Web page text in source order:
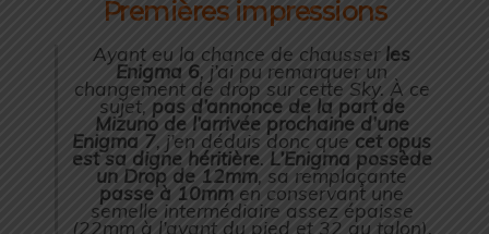
Premières impressions
Ayant eu la chance de chausser les
Enigma 6, j’ai pu remarquer un
changement de drop sur cette Sky. À ce
sujet, pas d’annonce de la part de
Mizunode l’arrivée prochaine d’une
Enigma 7, j’en déduis donc que cet opus
est sa digne héritière. L’Enigma possède
un Drop de 12mm, sa remplaçante
passe à 10mm en conservant une
semelle intermédiaire assez épaisse
(22mm à l’avant du pied et 32 au talon).